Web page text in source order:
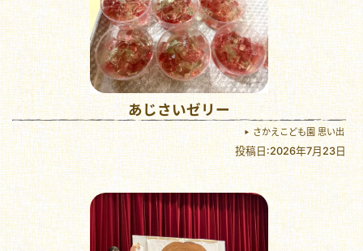
あじさいゼリー
さかえこども園 思い出
投稿日:2026年7月23日